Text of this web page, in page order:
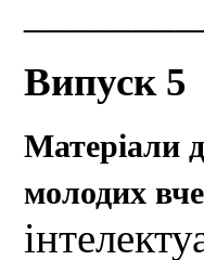
Випуск 5
Матеріали
молодих